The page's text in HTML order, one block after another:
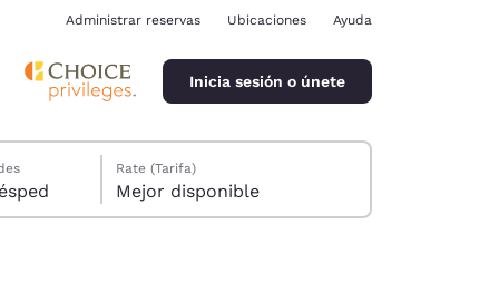
Administrar reservas Ubicaciones Ayuda
Inicia sesión o únete
1 huésped
Rate (Tarifa)
Mejor disponible